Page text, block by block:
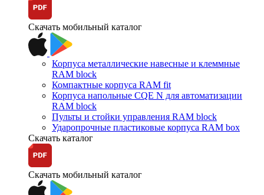
Скачать мобильный каталог
Корпуса металлические навесные и клеммные
RAM block
Компактные корпуса RAM fit
Корпуса напольные CQE N для автоматизации
RAM block
Пульты и стойки управления RAM block
Ударопрочные пластиковые корпуса RAM box
Скачать каталог
Скачать мобильный каталог